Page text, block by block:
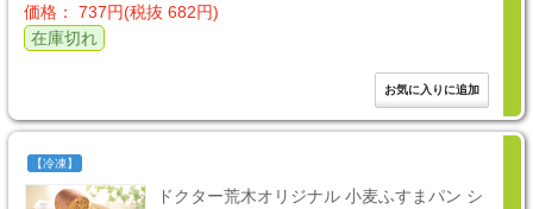
価格： 737円(税抜 682円)
在庫切れ
【冷凍】
ドクター荒木オリジナル 小麦ふすまパン シ